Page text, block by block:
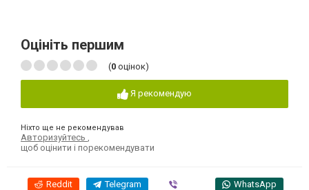
Оцініть першим
(0 оцінок)
Я рекомендую
Ніхто ще не рекомендував
Авторизуйтесь
щоб оцінити і порекомендувати
Reddit Telegram WhatsApp